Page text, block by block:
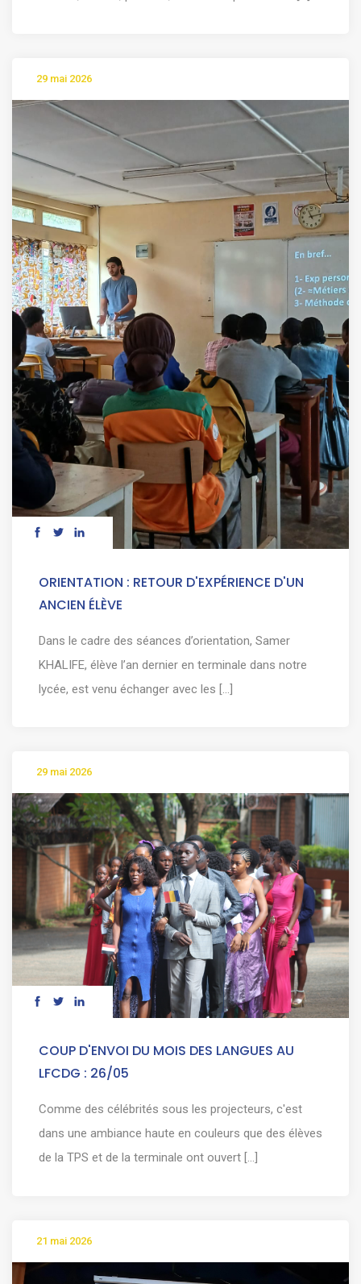
29 mai 2026
ORIENTATION : RETOUR D'EXPÉRIENCE D'UN
ANCIEN ÉLÈVE
Dans le cadre des séances d’orientation, Samer
KHALIFE, élève l’an dernier en terminale dans notre
lycée, est venu échanger avec les [...]
29 mai 2026
COUP D'ENVOI DU MOIS DES LANGUES AU
LFCDG : 26/05
Comme des célébrités sous les projecteurs, c'est
dans une ambiance haute en couleurs que des élèves
de la TPS et de la terminale ont ouvert [...]
21 mai 2026